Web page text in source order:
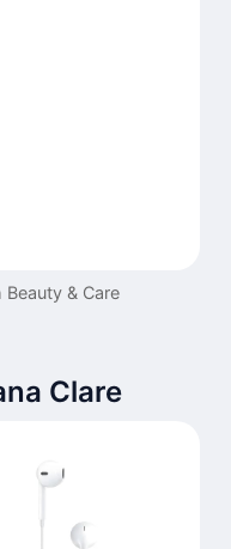
& Care
Clare